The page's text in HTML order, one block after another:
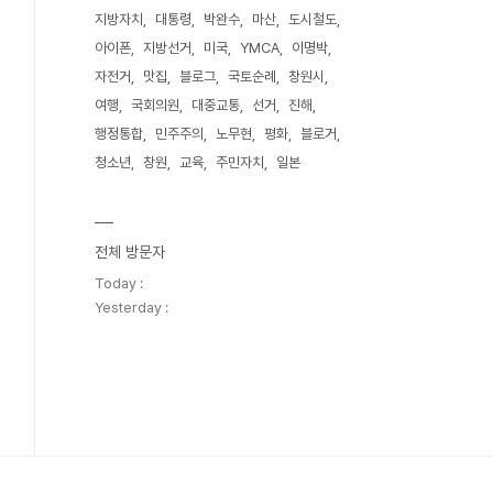
지방자치 대통령 박완수 마산
도시철도
아이폰
지방선거 미국 YMCA
이명박
자전거
맛집 블로그 국토순례
창원시
여행
국회의원 대중교통 선거
진해
행정통합
민주주의 노무현 평화
블로거
청소년
창원 교육 주민자치 일본
전체 방문자
Today :
Yesterday :